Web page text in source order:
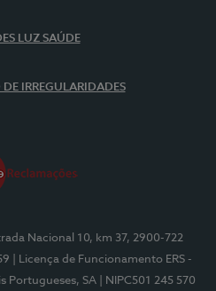
LUZ SAÚDE
IRREGULARIDADES
Nacional 10, km 37, 2900-722
| Licença de Funcionamento ERS -
Portugueses, SA | NIPC501 245 570